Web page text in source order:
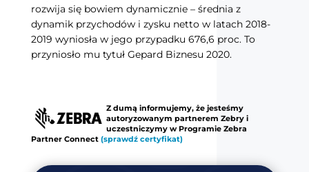
rozwija się bowiem dynamicznie – średnia z
dynamik przychodów i zysku netto w latach 2018-
2019 wyniosła w jego przypadku 676,6 proc. To
przyniosło mu tytuł Gepard Biznesu 2020.
Z dumą informujemy, że jesteśmy
autoryzowanym partnerem Zebry i
uczestniczymy w Programie Zebra
Partner Connect (sprawdź certyfikat)